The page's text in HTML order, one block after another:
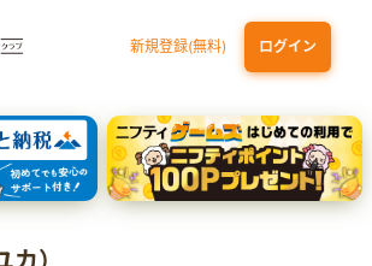
新規登録(無料) ログイン
NEXT JCB ORIGINAL SERIES：JCBカード S
ド（NL）（家族カード発行）
| Disney+(ディズニープラス) セットプラン